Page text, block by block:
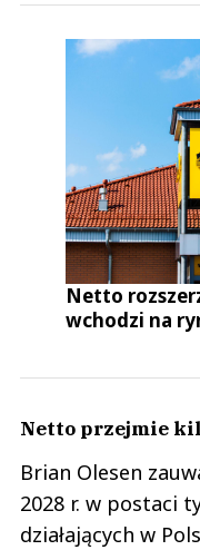
Netto
wchodzi na
Netto przejmie
Brian Olesen
2028 r. w postaci
działających w